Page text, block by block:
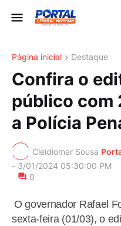
Página inicial Destaque
Confira o
público com
a Polícia
Cleidiomar Sousa
- 3/01/2024 05:30:00 PM
0
O governador Rafael
sexta-feira (01/03), o